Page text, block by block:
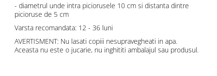
- diametrul unde intra piciorusele 10 cm si distanta dintre
picioruse de 5 cm
Varsta recomandata: 12 - 36 luni
AVERTISMENT: Nu lasati copiii nesupravegheati in apa.
Aceasta nu este o jucarie, nu inghititi ambalajul sau produsul.